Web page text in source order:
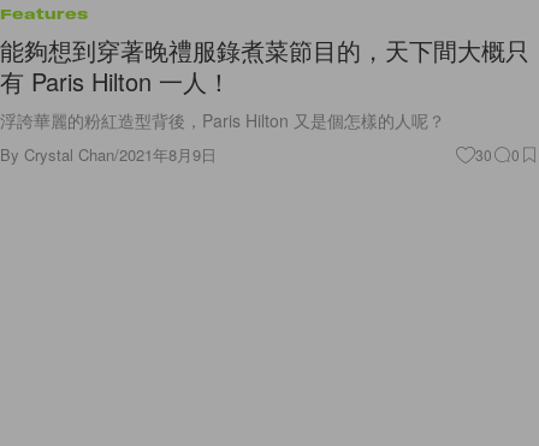
Features
能夠想到穿著晚禮服錄煮菜節目的，天下間大概只
有 Paris Hilton 一人！
浮誇華麗的粉紅造型背後，Paris Hilton 又是個怎樣的人呢？
By Crystal Chan/2021年8月9日 30 0